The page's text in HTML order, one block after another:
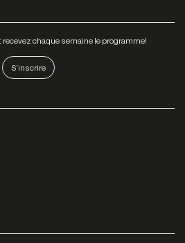
chaque semaine le programme!